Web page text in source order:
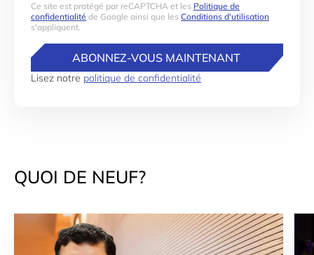
Ce site est protégé par reCAPTCHA et les Politique de
confidentialité de Google ainsi que les Conditions d'utilisation
s'appliquent.
ABONNEZ-VOUS MAINTENANT
Lisez notre politique de confidentialité
QUOI DE NEUF?